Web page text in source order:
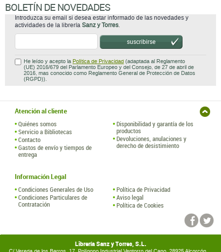
BOLETÍN DE NOVEDADES
Introduzca su email si desea estar informado de las novedades y
actividades de la librería Sanz y Torres.
suscribirse
He leído y acepto la Política de Privacidad (adaptada al Reglamento
(UE) 2016/679 del Parlamento Europeo y del Consejo, de 27 de abril de
2016, mas conocido como Reglamento General de Protección de Datos
(RGPD)).
Atención al cliente
Quiénes somos
Servicio a Bibliotecas
Contacto
Gastos de envío y tiempos de
entrega
Disponibilidad y garantía de los
productos
Devoluciones, anulaciones y
derecho de desistimiento
Información Legal
Condiciones Generales de Uso
Condiciones Particulares de
Contratación
Política de Privacidad
Aviso legal
Política de Cookies
Librería Sanz y Torres, S.L.